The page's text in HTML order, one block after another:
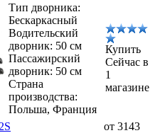
Тип дворника:
Бескаркасный
Водительский
дворник: 50 см
Пассажирский
дворник: 50 см
Страна
производства:
Польша, Франция
Купить
Сейчас в
1
магазине
от 3143